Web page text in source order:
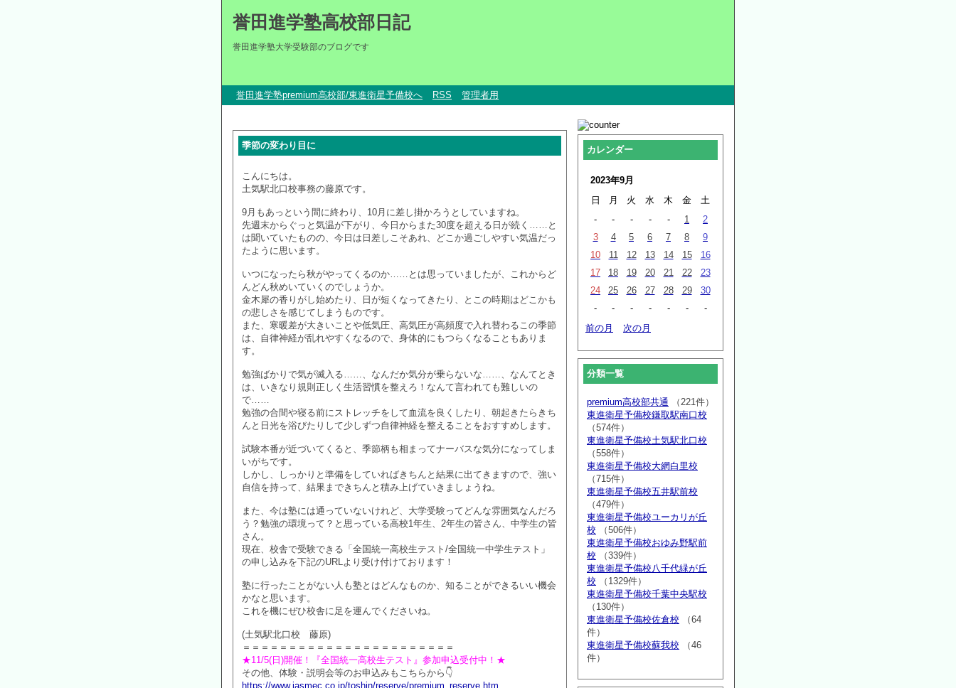
誉田進学塾高校部日記
誉田進学塾大学受験部のブログです
誉田進学塾premium高校部/東進衛星予備校へ RSS 管理者用
季節の変わり目に
こんにちは。
土気駅北口校事務の藤原です。
9月もあっという間に終わり、10月に差し掛かろうとしていますね。
先週末からぐっと気温が下がり、今日からまた30度を超える日が続く……と
は聞いていたものの、今日は日差しこそあれ、どこか過ごしやすい気温だっ
たように思います。
いつになったら秋がやってくるのか……とは思っていましたが、これからど
んどん秋めいていくのでしょうか。
金木犀の香りがし始めたり、日が短くなってきたり、とこの時期はどこかも
の悲しさを感じてしまうものです。
また、寒暖差が大きいことや低気圧、高気圧が高頻度で入れ替わるこの季節
は、自律神経が乱れやすくなるので、身体的にもつらくなることもありま
す。
勉強ばかりで気が滅入る……、なんだか気分が乗らないな……、なんてとき
は、いきなり規則正しく生活習慣を整えろ！なんて言われても難しいの
で……
勉強の合間や寝る前にストレッチをして血流を良くしたり、朝起きたらきち
んと日光を浴びたりして少しずつ自律神経を整えることをおすすめします。
試験本番が近づいてくると、季節柄も相まってナーバスな気分になってしま
いがちです。
しかし、しっかりと準備をしていればきちんと結果に出てきますので、強い
自信を持って、結果まできちんと積み上げていきましょうね。
また、今は塾には通っていないけれど、大学受験ってどんな雰囲気なんだろ
う？勉強の環境って？と思っている高校1年生、2年生の皆さん、中学生の皆
さん。
現在、校舎で受験できる「全国統一高校生テスト/全国統一中学生テスト」
の申し込みを下記のURLより受け付けております！
塾に行ったことがない人も塾とはどんなものか、知ることができるいい機会
かなと思います。
これを機にぜひ校舎に足を運んでくださいね。
(土気駅北口校 藤原)
＝＝＝＝＝＝＝＝＝＝＝＝＝＝＝＝＝＝＝＝＝＝＝
★11/5(日)開催！『全国統一高校生テスト』参加申込受付中！★
その他、体験・説明会等のお申込みもこちらから👇
https://www.jasmec.co.jp/toshin/reserve/premium_reserve.htm
カレンダー
2023年9月
日
月 火 水 木 金
土
-
- - - - 1
2
3
4 5 6 7 8
9
10
11 12 13 14 15
16
17
18 19 20 21 22
23
24
25 26 27 28 29
30
-
- - - - -
-
前の月
次の月
分類一覧
premium高校部共通 （221件）
東進衛星予備校鎌取駅南口校
（574件）
東進衛星予備校土気駅北口校
（558件）
東進衛星予備校大網白里校
（715件）
東進衛星予備校五井駅前校
（479件）
東進衛星予備校ユーカリが丘
校 （506件）
東進衛星予備校おゆみ野駅前
校 （339件）
東進衛星予備校八千代緑が丘
校 （1329件）
東進衛星予備校千葉中央駅校
（130件）
東進衛星予備校佐倉校 （64
件）
東進衛星予備校蘇我校 （46
件）